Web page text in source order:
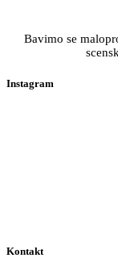
Bavimo se
Instagram
Kontakt